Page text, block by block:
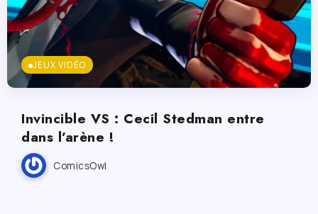
JEUX VIDÉO
Invincible VS : Cecil Stedman entre
dans l’arène !
ComicsOwl